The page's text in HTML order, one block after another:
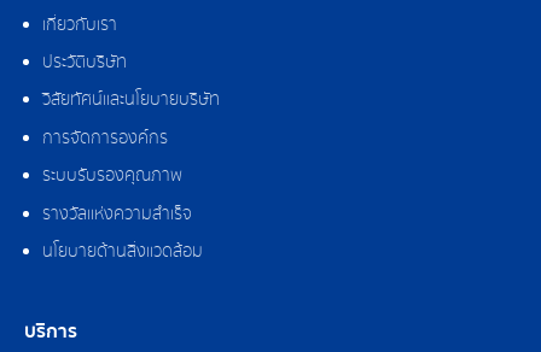
เกี่ยวกับเรา
ประวัติบริษัท
วิสัยทัศน์และนโยบายบริษัท
การจัดการองค์กร
ระบบรับรองคุณภาพ
รางวัลแห่งความสำเร็จ
นโยบายด้านสิ่งแวดล้อม
บริการ